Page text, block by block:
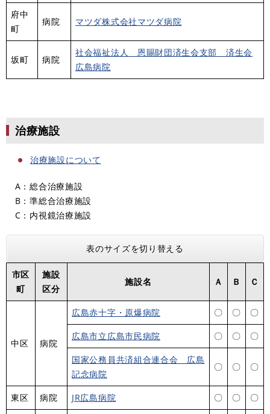
府中
町
病院 マツダ株式会社マツダ病院
坂町 病院
社会福祉法人 恩賜財団済生会支部 済生会
広島病院
治療施設
治療施設について
A：総合治療施設
B：準総合治療施設
C：内視鏡治療施設
表のサイズを切り替える
市区
町
施設
区分
施設名 Ａ Ｂ Ｃ
中区 病院
広島赤十字・原爆病院 〇 〇 〇
広島市立広島市民病院 〇 〇 〇
国家公務員共済組合連合会 広島
記念病院
〇 〇 〇
東区 病院 JR広島病院 〇 〇 〇